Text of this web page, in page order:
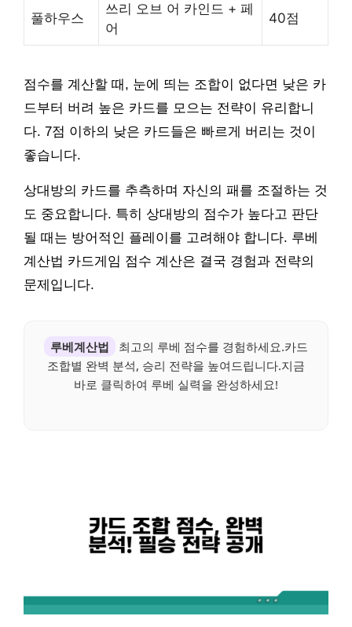
풀하우스
쓰리 오브 어 카인드 + 페
어
40점
점수를 계산할 때, 눈에 띄는 조합이 없다면 낮은 카
드부터 버려 높은 카드를 모으는 전략이 유리합니
다. 7점 이하의 낮은 카드들은 빠르게 버리는 것이
좋습니다.
상대방의 카드를 추측하며 자신의 패를 조절하는 것
도 중요합니다. 특히 상대방의 점수가 높다고 판단
될 때는 방어적인 플레이를 고려해야 합니다. 루베
계산법 카드게임 점수 계산은 결국 경험과 전략의
문제입니다.
루베계산법
최고의 루베 점수를 경험하세요.카드
조합별 완벽 분석, 승리 전략을 높여드립니다.지금
바로 클릭하여 루베 실력을 완성하세요!